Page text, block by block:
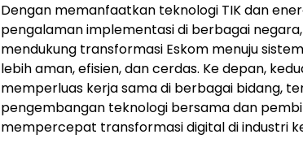
Dengan memanfaatkan teknologi TIK dan
pengalaman implementasi di berbagai
mendukung transformasi Eskom menuju
lebih aman, efisien, dan cerdas. Ke depan,
memperluas kerja sama di berbagai bidang,
pengembangan teknologi bersama dan
mempercepat transformasi digital di industri